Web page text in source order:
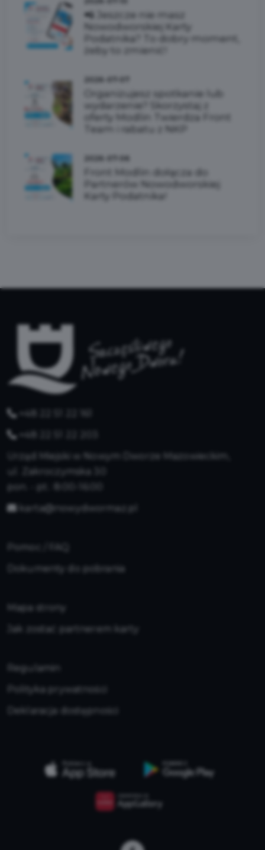
📲 Jeszcze nie masz
Nowodworskiej Karty
Podatnika? To dobry moment,
żeby to zmienić!
Organizujesz spotkanie lub
wydarzenie? Skorzystaj z
oferty Modlin Twierdza Front
Team i rabatu z NKP
Front Modlin dołącza do
Partnerów Nowodworskiej
Karty Podatnika!
+48 22 51 22 161
+48 22 51 22 203
Urząd Miejski w Nowym Dworze Mazowieckim,
karta@nowydwormaz.pl
Dokumenty do pobrania
Mapa strony
Jak zostać partnerem karty
Regulamin
Polityka prywatności
Deklaracja dostępności